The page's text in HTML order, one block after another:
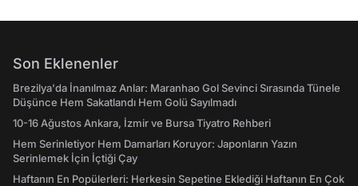
Son Eklenenler
Brezilya'da İnanılmaz Anlar: Maranhao Gol Sevinci Sırasında Tünele
Düşünce Hem Sakatlandı Hem Golü Sayılmadı
10-16 Ağustos Ankara, İzmir ve Bursa Tiyatro Rehberi
Hem Serinletiyor Hem Damarları Koruyor: Japonların Yazın
Serinlemek İçin İçtiği Çay
Haftanın En Popülerleri: Herkesin Sepetine Eklediği Haftanın En Çok